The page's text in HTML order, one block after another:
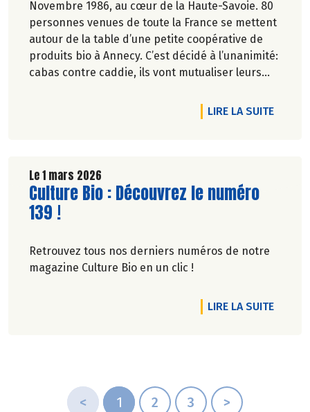
Novembre 1986, au cœur de la Haute-Savoie. 80
personnes venues de toute la France se mettent
autour de la table d’une petite coopérative de
produits bio à Annecy. C’est décidé à l’unanimité:
cabas contre caddie, ils vont mutualiser leurs
LIRE LA SUITEDE
Le 1 mars 2026
Lire la suite de l'article
Culture Bio : Découvrez le numéro
139 !
Retrouvez tous nos derniers numéros de notre
magazine Culture Bio en un clic !
LIRE LA SUITEDE
< 1 2 3 >